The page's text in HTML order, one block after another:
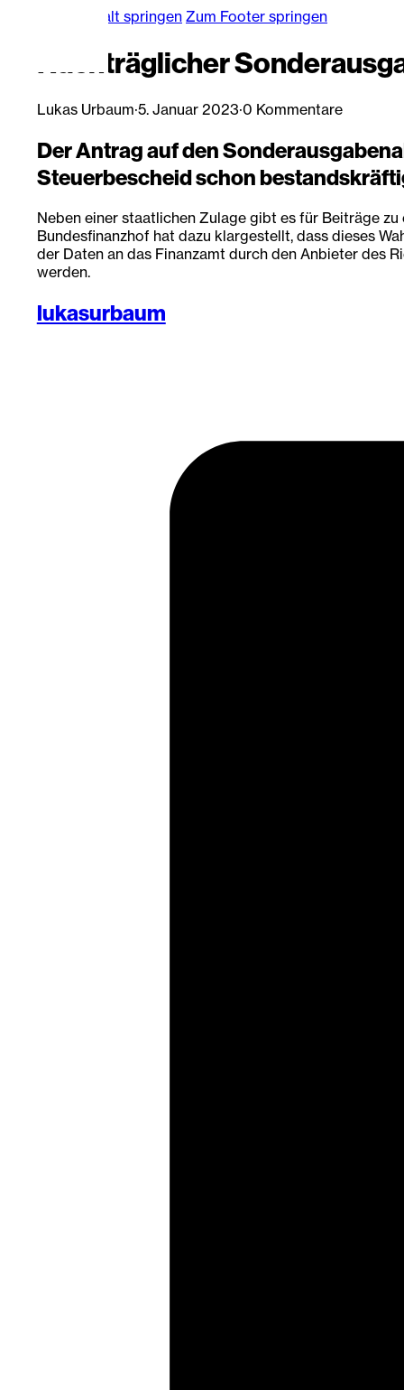
Zum Hauptinhalt springen Zum Footer springen
Nachträglicher
Lukas Urbaum·5. Januar 2023·0 Kommentare
Der Antrag auf den
Steuerbescheid schon
Neben einer staatlichen Zulage gibt es für Beiträge
Bundesfinanzhof hat dazu klargestellt, dass dieses
der Daten an das Finanzamt durch den Anbieter des
werden.
lukasurbaum